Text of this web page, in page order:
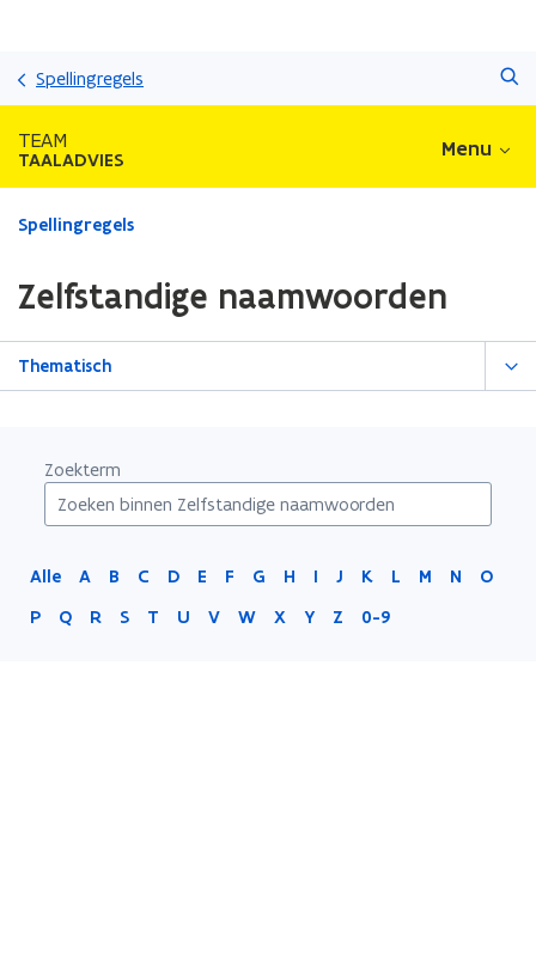
Spellingregels
TEAM
TAALADVIES Menu
Gedaan
zich
op:
Zelfstandige
Spellingregels
Zelfstandige naamwoorden
Thematisch
Zoekterm
Alle A B C D E F G H I J K L M N
O
P
Q R S T U V W X Y Z 0-9